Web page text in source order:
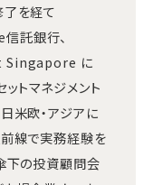
了を経て
託銀行、
に
トマネジメント
米欧・アジアに
線で実務経験を
下の投資顧問会